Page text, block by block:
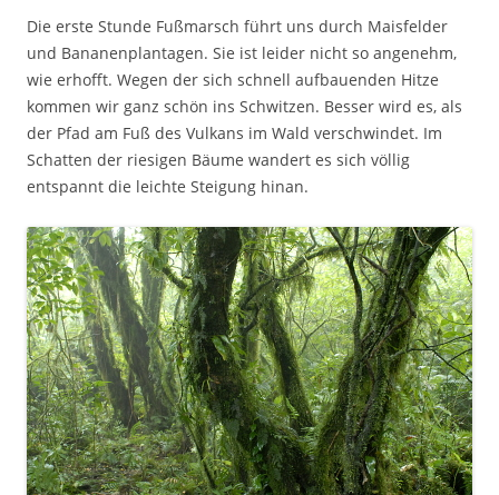
Die erste Stunde Fußmarsch führt uns durch Maisfelder
und Bananenplantagen. Sie ist leider nicht so angenehm,
wie erhofft. Wegen der sich schnell aufbauenden Hitze
kommen wir ganz schön ins Schwitzen. Besser wird es, als
der Pfad am Fuß des Vulkans im Wald verschwindet. Im
Schatten der riesigen Bäume wandert es sich völlig
entspannt die leichte Steigung hinan.